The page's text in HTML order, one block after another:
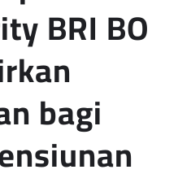
BRI BO
bagi